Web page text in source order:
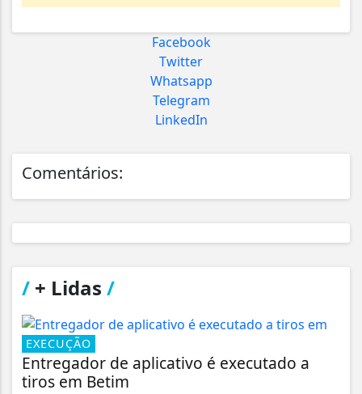
Facebook
Twitter
Whatsapp
Telegram
LinkedIn
Comentários:
/ + Lidas /
EXECUÇÃO
Entregador de aplicativo é executado a
tiros em Betim